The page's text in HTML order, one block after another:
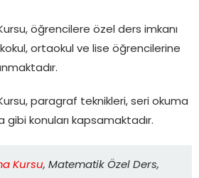
öğrencilere özel ders imkanı
ortaokul ve lise öğrencilerine
paragraf teknikleri, seri okuma
konuları kapsamaktadır.
Kursu, Matematik Özel Ders,